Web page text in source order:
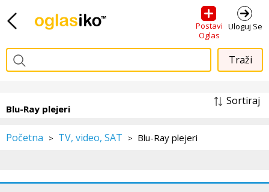
Postavi
Oglas
Uloguj Se
Sortiraj
Blu-Ray plejeri
Početna > TV, video, SAT > Blu-Ray plejeri